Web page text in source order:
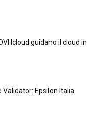
guidano il cloud in
Validator: Epsilon Italia